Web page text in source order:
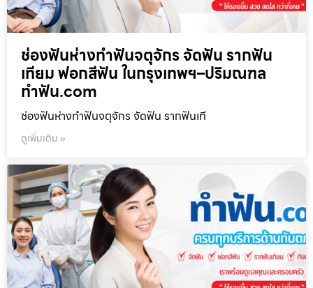
ช่องฟันห่างทำฟันจตุจักร จัดฟัน รากฟัน
เทียม ฟอกสีฟัน ในกรุงเทพฯ–ปริมณฑล
ทำฟัน.com
ช่องฟันห่างทำฟันจตุจักร จัดฟัน รากฟันเที
ดูเพิ่มเติม »